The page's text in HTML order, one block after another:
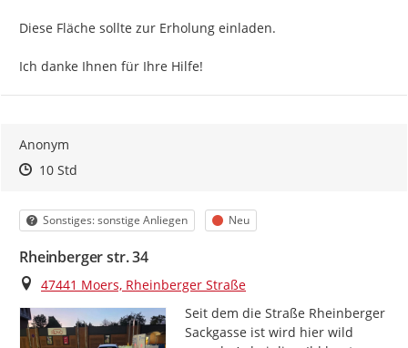
Diese Fläche sollte zur Erholung einladen.
Ich danke Ihnen für Ihre Hilfe!
Anonym
Zeitpunkt des Erstellens
Zeitpunkt des Erstellens
10 StdZur Äußerung
Kategorie
Sonstiges: sonstige Anliegen Status
Neu
Rheinberger str. 34
Ort
47441 Moers, Rheinberger Straße
Seit dem die Straße Rheinberger
Sackgasse ist wird hier wild